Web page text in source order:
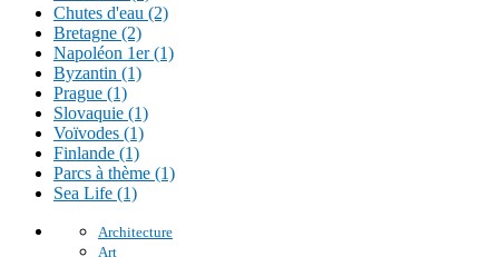
Chutes d'eau (2)
Bretagne (2)
Napoléon 1er (1)
Byzantin (1)
Prague (1)
Slovaquie (1)
Voïvodes (1)
Finlande (1)
Parcs à thème (1)
Sea Life (1)
Architecture
Art